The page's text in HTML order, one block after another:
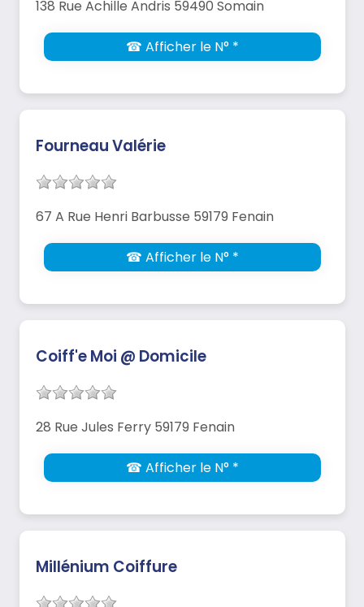
138 Rue Achille Andris 59490 Somain
☎ Afficher le N° *
Fourneau Valérie
67 A Rue Henri Barbusse 59179 Fenain
☎ Afficher le N° *
Coiff'e Moi @ Domicile
28 Rue Jules Ferry 59179 Fenain
☎ Afficher le N° *
Millénium Coiffure